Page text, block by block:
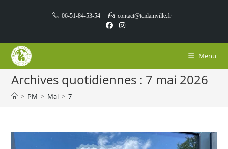
06-51-84-53-54 contact@tcidamville.fr
Menu
Archives quotidiennes : 7 mai 2026
> PM > Mai > 7